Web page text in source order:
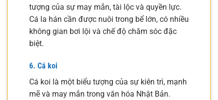
tượng của sự may mắn, tài lộc và quyền lực.
Cá la hán cần được nuôi trong bể lớn, có nhiều
không gian bơi lội và chế độ chăm sóc đặc
biệt.
6. Cá koi
Cá koi là một biểu tượng của sự kiên trì, mạnh
mẽ và may mắn trong văn hóa Nhật Bản.